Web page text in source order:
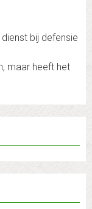
bij defensie
maar heeft het